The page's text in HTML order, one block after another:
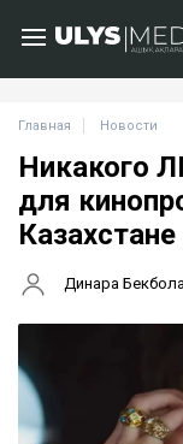
Главная Новости
Никакого
для
Казахстане
Динара